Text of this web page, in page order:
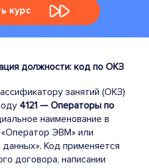
курс
должности: код по ОКЗ
занятий (ОКЗ)
4121 — Операторы по
наименование в
ЭВМ» или
Код применяется
договора, написании